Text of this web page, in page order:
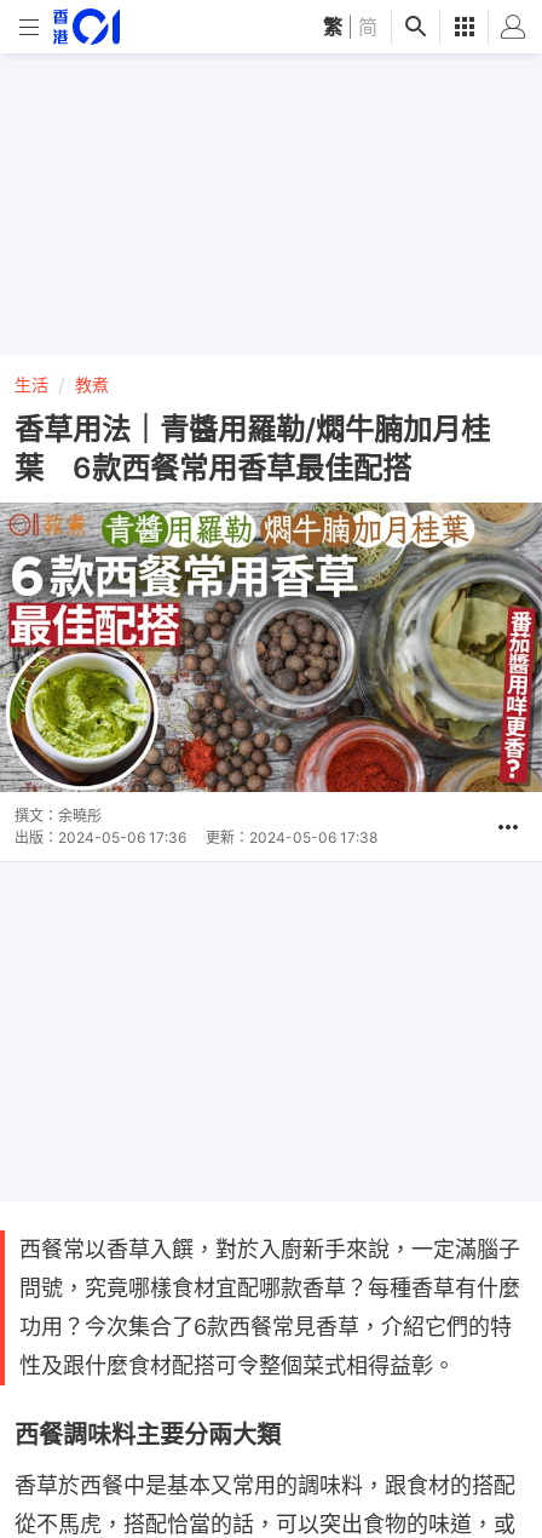
繁 简
生活 教煮
香草用法｜青醬用羅勒/燜牛腩加月桂
葉 6款西餐常用香草最佳配搭
撰文： 余曉彤
出版： 2024-05-06 17:36 更新： 2024-05-06 17:38
西餐常以香草入饌，對於入廚新手來說，一定滿腦子
問號，究竟哪樣食材宜配哪款香草？每種香草有什麼
功用？今次集合了6款西餐常見香草，介紹它們的特
性及跟什麼食材配搭可令整個菜式相得益彰。
西餐調味料主要分兩大類
香草於西餐中是基本又常用的調味料，跟食材的搭配
從不馬虎，搭配恰當的話，可以突出食物的味道，或